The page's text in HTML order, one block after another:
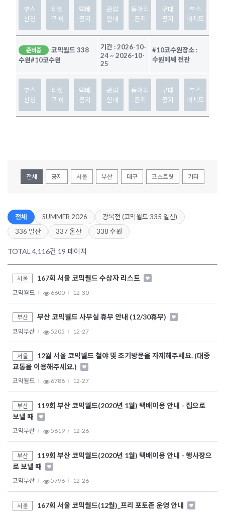
부스
신청
티켓
구매
택배
공지
관람
안내
동아리
공지
무대
공지
부스
배치도
준비중
코믹월드 338
수원#10코수원
기간 :2026-10-
24~ 2026-10-
25
#10코수원장소 :
수원메쎄 전관
부스
신청
티켓
구매
택배
공지
관람
안내
동아리
공지
무대
공지
부스
배치도
전체 공지 서울 부산 대구 코스트릿 기타
전체 SUMMER 2026
광복전 (코믹월드 335 일산)
336 일산
337 울산 338 수원
TOTAL 4,116건 19 페이지
서울 167회 서울 코믹월드 수상자 리스트
코믹월드 6600 12-30
부산 부산 코믹월드 사무실 휴무 안내 (12/30휴무)
코믹부산 5205 12-27
서울
12월 서울 코믹월드 철야 및 조기방문을 자제해주세요. (대중
교통을 이용해주세요.)
코믹월드 6788 12-27
부산
119회 부산 코믹월드(2020년 1월) 택배이용 안내 - 집으로
보낼 때
코믹부산 5619 12-26
부산
119회 부산 코믹월드(2020년 1월) 택배이용 안내 - 행사장으
로 보낼 때
코믹부산 5796 12-26
서울 167회 서울 코믹월드(12월)_프리 포토존 운영 안내